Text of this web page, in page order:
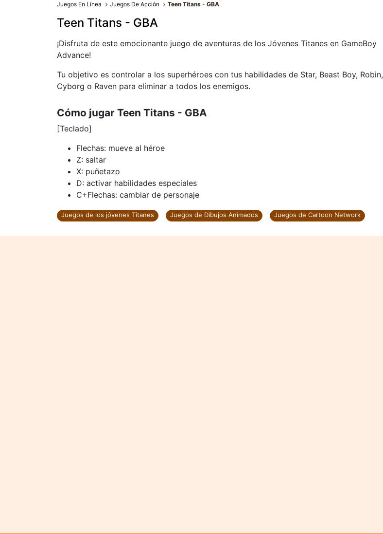
Juegos En Línea Juegos De Acción Teen Titans - GBA
Teen Titans - GBA
¡Disfruta de este emocionante juego de aventuras de los Jóvenes Titanes en GameBoy
Advance!
Tu objetivo es controlar a los superhéroes con tus habilidades de Star, Beast Boy, Robin,
Cyborg o Raven para eliminar a todos los enemigos.
Cómo jugar Teen Titans - GBA
[Teclado]
Flechas: mueve al héroe
Z: saltar
X: puñetazo
D: activar habilidades especiales
C+Flechas: cambiar de personaje
Juegos de los jóvenes Titanes Juegos de Dibujos Animados Juegos de Cartoon Network